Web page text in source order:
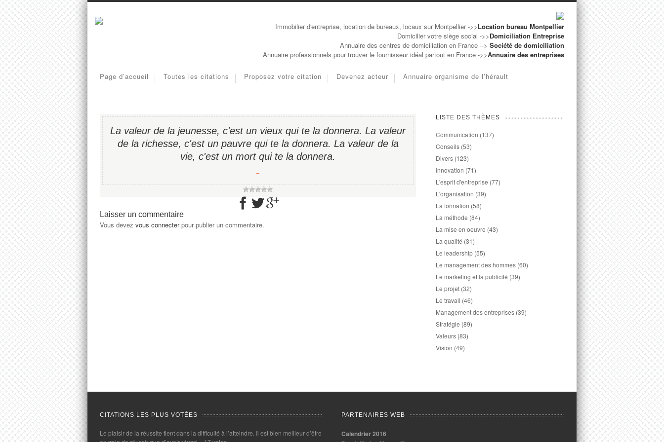
Immobilier d'entreprise, location de bureaux, locaux sur Montpellier ->>Location bureau Montpellier
Domicilier votre siège social ->>Domiciliation Entreprise
Annuaire des centres de domiciliation en France --> Société de domiciliation
Annuaire professionnels pour trouver le fournisseur idéal partout en France ->>Annuaire des entreprises
Page d’accueil Toutes les citations Proposez votre citation Devenez acteur Annuaire organisme de l’hérault
La valeur de la jeunesse, c'est un vieux qui te la donnera. La valeur
de la richesse, c'est un pauvre qui te la donnera. La valeur de la
vie, c'est un mort qui te la donnera.
−
Laisser un commentaire
Vous devez vous connecterpour publier un commentaire.
LISTE DES THÈMES
Communication (137)
Conseils (53)
Divers (123)
Innovation (71)
L'esprit d'entreprise (77)
L'organisation (39)
La formation (58)
La méthode (84)
La mise en oeuvre (43)
La qualité (31)
Le leadership (55)
Le management des hommes (60)
Le marketing et la publicité (39)
Le projet (32)
Le travail (46)
Management des entreprises (39)
Stratégie (89)
Valeurs (83)
Vision (49)
CITATIONS LES PLUS VOTÉES
Le plaisir de la réussite tient dans la difficulté à l’atteindre. Il est bien meilleur d’être
PARTENAIRES WEB
Calendrier 2016